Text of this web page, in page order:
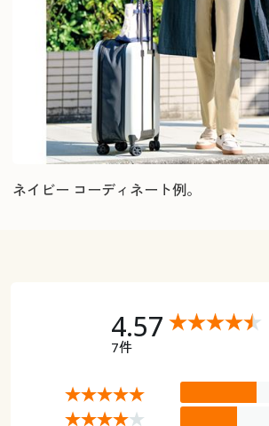
ネイビー コーディネート例。
4.57
7件